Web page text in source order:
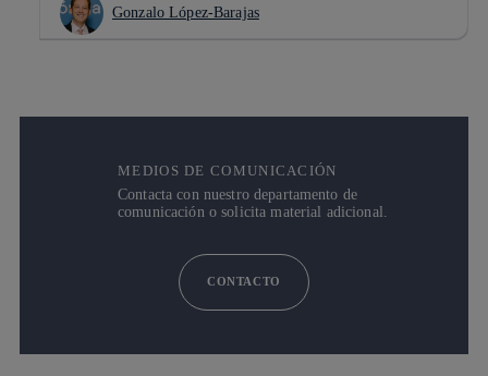
Gonzalo López-Barajas
MEDIOS DE COMUNICACIÓN
Contacta con nuestro departamento de
comunicación o solicita material adicional.
CONTACTO